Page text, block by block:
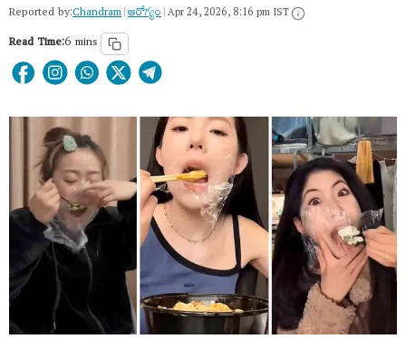
Reported by:Chandram|ఆరోగ్యం|Apr 24, 2026, 8:16 pm IST
Read Time:6 mins